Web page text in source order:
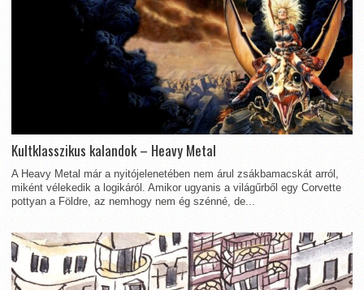
Kultklasszikus kalandok – Heavy Metal
A Heavy Metal már a nyitójelenetében nem árul zsákbamacskát arról,
miként vélekedik a logikáról. Amikor ugyanis a világűrből egy Corvette
pottyan a Földre, az nemhogy nem ég szénné, de...